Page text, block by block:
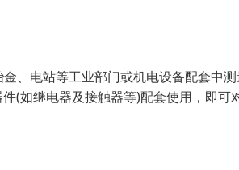
、电站等工业部门或机电设备配套中
(如继电器及接触器等)配套使用，即可